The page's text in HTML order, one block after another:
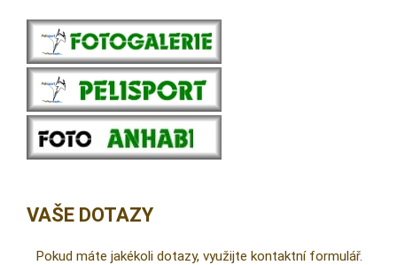
VAŠE DOTAZY
Pokud máte jakékoli dotazy, využijte kontaktní formulář.